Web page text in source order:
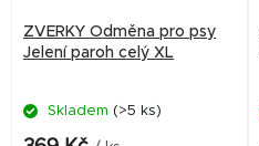
ZVERKY Odměna pro psy
Jelení paroh celý XL
Skladem (>5 ks)